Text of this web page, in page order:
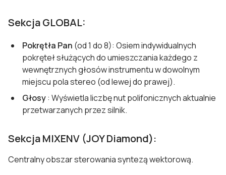
Sekcja GLOBAL:
Pokrętła Pan (od 1 do 8): Osiem indywidualnych
pokręteł służących do umieszczania każdego z
wewnętrznych głosów instrumentu w dowolnym
miejscu pola stereo (od lewej do prawej).
Głosy: Wyświetla liczbę nut polifonicznych aktualnie
przetwarzanych przez silnik.
Sekcja MIXENV (JOY Diamond):
Centralny obszar sterowania syntezą wektorową.